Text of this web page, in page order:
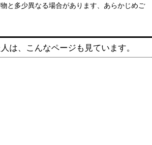
と多少異なる場合があります、あらかじめご
は、こんなページも見ています。